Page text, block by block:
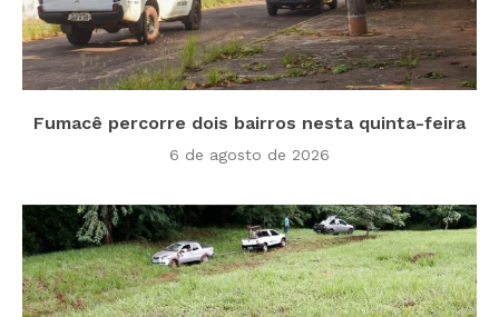
Fumacê percorre dois bairros nesta quinta-feira
6 de agosto de 2026